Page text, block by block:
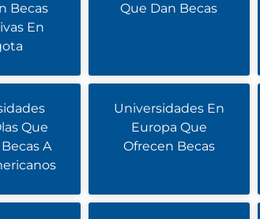
Becas
En
Que Dan Becas
Que
A
Universidades En
Europa Que
Ofrecen Becas